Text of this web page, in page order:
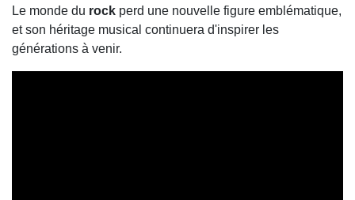
Le monde du rock perd une nouvelle figure emblématique,
et son héritage musical continuera d'inspirer les
générations à venir.